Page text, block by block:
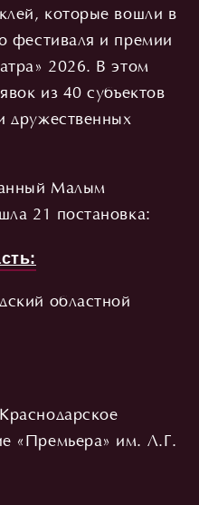
которые вошли в
фестиваля и премии
2026. В этом
из 40 субъектов
дружественных
Малым
21 постановка:
областной
«Премьера» им. Л.Г.